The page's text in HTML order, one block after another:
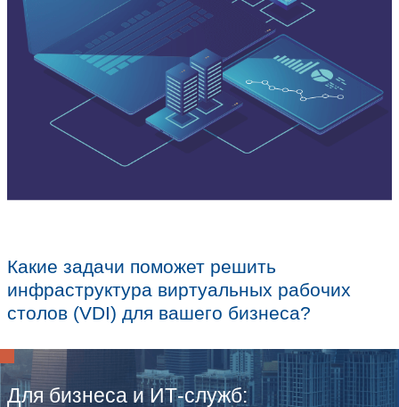
инфраструктуры виртуальных
обеспечения доступа удаленных
рабочему столу и для безопасной
корпоративными данными.